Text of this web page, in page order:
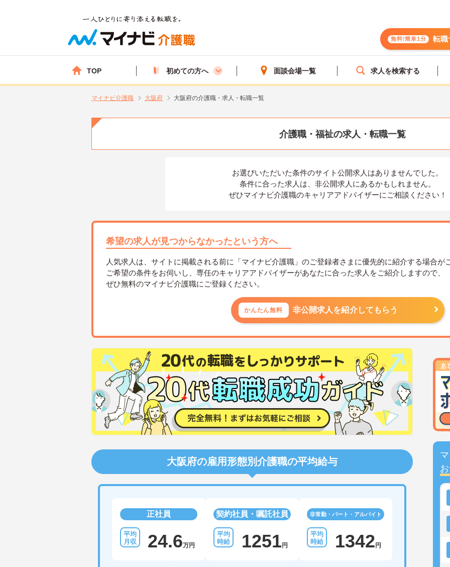
無料!簡単1分 転職
TOP 初めての方へ 面談会場一覧 求人を検索する
マイナビ介護職 大阪府 大阪府の介護職・求人・転職一覧
介護職・福祉の求人・転職一覧
お選びいただいた条件のサイト公開求人はありませんでした。
条件に合った求人は、 非公開求人にあるかもしれません。
ぜひマイナビ介護職のキャリアアドバイザーにご相談ください！
希望の求人が見つからなかったという方へ
人気求人は、サイトに掲載される前に「マイナビ介護職」のご登録者さまに優先的に紹介する場合が
ご希望の条件をお伺いし、専任のキャリアアドバイザーがあなたに合った求人をご紹介しますので、
ぜひ無料のマイナビ介護職にご登録ください。
かんたん無料 非公開求人を紹介してもらう
大阪府の雇用形態別介護職の平均給与
正社員
24.6万円
契約社員・嘱託社員
1251 円
非常勤・パート・アルバイト
1342 円